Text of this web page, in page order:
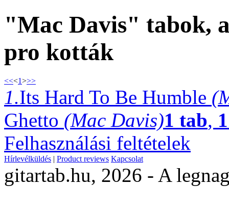
"Mac Davis" tabok,
pro kották
<<<1>>>
1.Its Hard To Be Humble
Ghetto (Mac Davis)1 tab, 1
Felhasználási feltételek
Hírlevélküldés | Product reviews Kapcsolat
gitartab.hu, 2026 - A